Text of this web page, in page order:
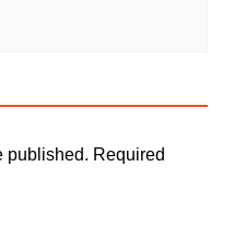
published. Required